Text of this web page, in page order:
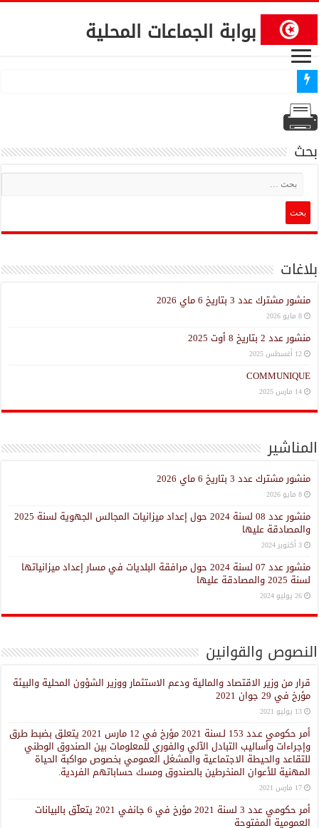
بوابة الجماعات المحلية
إنطلاق المنصة المخصصة لانتداب إطارات عن طريق التعاقد في 86 بلدية محدثة
بحث
بلاغات
منشور مشترك عدد 3 بتاريخ 6 ماي 2026
8 مايو 2026
منشور عدد 2 بتاريخ 8 أوت 2025
12 أغسطس 2025
COMMUNIQUE
14 مارس 2025
المناشير
منشور مشترك عدد 3 بتاريخ 6 ماي 2026
8 مايو 2026
منشور عدد 08 لسنة 2024 حول إعداد ميزانيات المجالس الجهوية لسنة 2025
والمصادقة عليها
3 أكتوبر 2024
منشور عدد 07 لسنة 2024 حول مرافقة البلديات في مسار إعداد ميزانياتها
لسنة 2025 والمصادقة عليها
26 يوليو 2024
النصوص والقوانين
قرار من وزير الاقتصاد والمالية ودعم الاستثمار ووزير الشؤون المحلية والبيئة
مؤرخ في 29 جوان 2021
13 يوليو 2021
أمر حكومي عـدد 153 لـسنة 2021 مؤرخ في 12 مارس 2021 يتعلق بضبط طرق
وإجراءات وأساليب التبادل الآلي والفوري للمعلومات بين الصندوق الوطني
للتقاعد والحيطة الاجتماعية والمشغل العمومي بخصوص مواكبة الحياة
المهنية للأعوان المنخرطين بالصندوق ومسك حساباتهم الفردية.
17 مارس 2021
أمر حكومي عدد 3 لسنة 2021 مؤرخ في 6 جانفي 2021 يتعلّق بالبيانات
العمومية المفتوحة